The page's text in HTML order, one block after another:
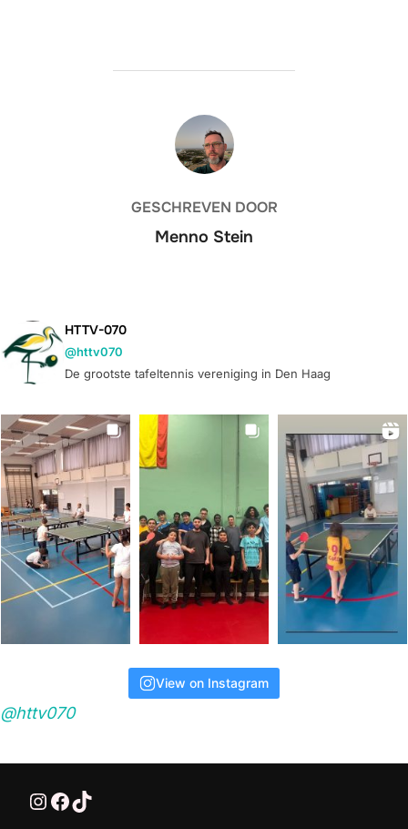
BERICHTAUTEUR
GESCHREVEN DOOR
Menno Stein
HTTV-070
@httv070
De grootste tafeltennis vereniging in Den Haag
View on Instagram
@httv070
@HTTV070
HTTV-070
HTTV-070